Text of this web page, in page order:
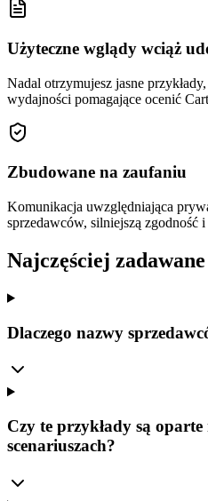
Użyteczne wglądy wciąż
Nadal otrzymujesz jasne
wydajności pomagające ocenić
Zbudowane na zaufaniu
Komunikacja uwzględniająca
sprzedawców, silniejszą zgodność
Najczęściej
Dlaczego nazwy
Czy te przykłady są
scenariuszach?